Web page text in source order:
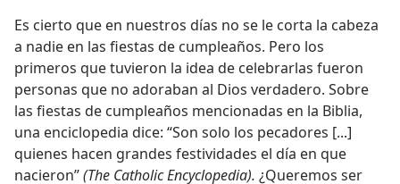
Es cierto que en nuestros días no se le corta la cabeza
a nadie en las fiestas de cumpleaños. Pero los
primeros que tuvieron la idea de celebrarlas fueron
personas que no adoraban al Dios verdadero. Sobre
las fiestas de cumpleaños mencionadas en la Biblia,
una enciclopedia dice: “Son solo los pecadores [...]
quienes hacen grandes festividades el día en que
nacieron”(The Catholic Encyclopedia). ¿Queremos ser